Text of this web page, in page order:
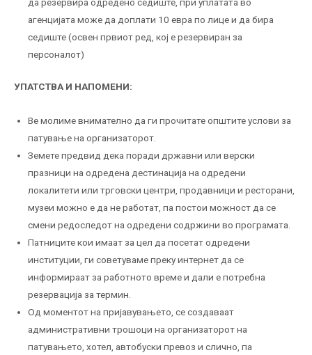
агенцијата може да доплати 10 евра по лице и да бира
седиште (освен првиот ред, кој е резервиран за
персоналот)
УПАТСТВА И НАПОМЕНИ:
Ве молиме внимателно да ги прочитате општите услови за
патување на организаторот.
Земете предвид дека поради државни или верски
празници на одредена дестинација на одредени
локалитети или трговски центри, продавници и ресторани,
музеи можно е да не работат, па постои можност да се
смени редоследот на одредени содржини во програмата.
Патниците кои имаат за цел да посетат одредени
институции, ги советуваме преку интернет да се
информираат за работното време и дали е потребна
резервација за термин.
Од моментот на пријавувањето, се создаваат
административни трошоци на организаторот на
патувањето, хотел, автобуски превоз и слично, па